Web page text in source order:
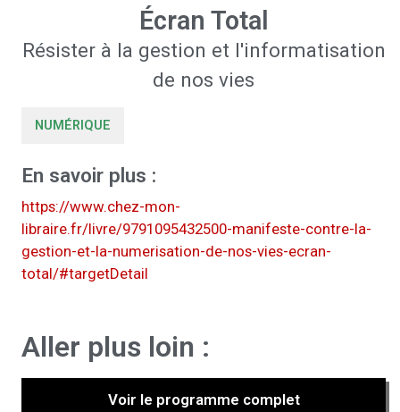
Écran Total
Résister à la gestion et l'informatisation
de nos vies
NUMÉRIQUE
En savoir plus :
https://www.chez-mon-
libraire.fr/livre/9791095432500-manifeste-contre-la-
gestion-et-la-numerisation-de-nos-vies-ecran-
total/#targetDetail
Aller plus loin :
Voir le programme complet